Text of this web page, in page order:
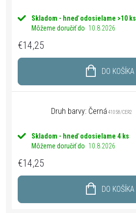
Skladom - hneď odosielame >10 ks
Môžeme doručiť do 10.8.2026
€14,25
DO KOŠÍKA
Druh barvy: Černá 41058/CER2
Skladom - hneď odosielame 4 ks
Môžeme doručiť do 10.8.2026
€14,25
DO KOŠÍKA